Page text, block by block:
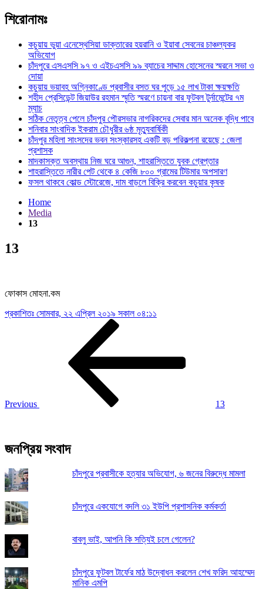
শিরোনামঃ
কচুয়ায় ভুয়া এনেস্থেসিয়া ডাক্তারের হয়রানি ও ইয়াবা সেবনের চাঞ্চল্যকর
অভিযোগ
চাঁদপুরে এসএসসি ৯৭ ও এইচএসসি ৯৯ ব্যাচের সাদ্দাম হোসেনের স্মরনে সভা ও
দোয়া
কচুয়ায় ভয়াবহ অগ্নিকাণ্ডে প্রবাসীর বসত ঘর পুড়ে ১৫ লাখ টাকা ক্ষয়ক্ষতি
শহীদ প্রেসিডেন্ট জিয়াউর রহমান স্মৃতি স্মরণে চায়না বার ফুটবল টুর্নামেন্টের ৭ম
ম্যাচ
সঠিক নেতৃত্ব পেলে চাঁদপুর পৌরসভার নাগরিকদের সেবার মান অনেক বৃদ্ধি পাবে
শনিবার সাংবাদিক ইকরাম চৌধুরীর ৬ষ্ঠ মৃত্যুবার্ষিকী
চাঁদপুর মহিলা সাংসদের ভবন সংস্কারসহ একটি বড় পরিকল্পনা রয়েছে : জেলা
প্রশাসক
মাদকাসক্ত অবস্থায় নিজ ঘরে আগুন, শাহরাস্তিতে যুবক গ্রেপ্তার
শাহরাস্তিতে নারীর পেট থেকে ৪ কেজি ৮০০ গ্রামের টিউমার অপসারণ
ফসল থাকবে কোল্ড স্টোরেজে, দাম বাড়লে বিক্রি করবেন কচুয়ার কৃষক
Home
Media
13
13
ফোকাস মোহনা.কম
প্রকাশিতঃ সোমবার, ২২ এপ্রিল ২০১৯ সকাল ০৪:১১
Previous 13
জনপ্রিয় সংবাদ
চাঁদপুরে প্রবাসীকে হত্যার অভিযোগ, ৬ জনের বিরুদ্ধে মামলা
চাঁদপুরে একযোগে বদলি ৩১ ইউপি প্রশাসনিক কর্মকর্তা
বাবলু ভাই, আপনি কি সত্যিই চলে গেলেন?
চাঁদপুরে ফুটবল টার্ফের মাঠ উদ্বোধন করলেন শেখ ফরিদ আহম্মেদ
মানিক এমপি